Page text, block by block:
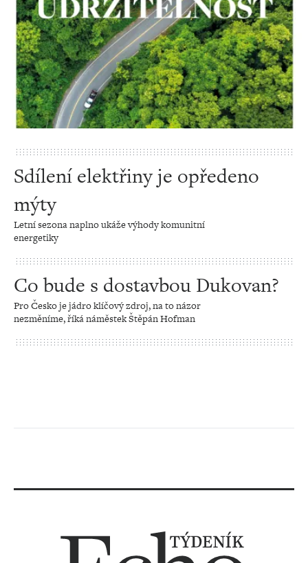
Sdílení elektřiny je opředeno
mýty
Letní sezona naplno ukáže výhody komunitní
energetiky
Co bude s dostavbou Dukovan?
Pro Česko je jádro klíčový zdroj, na to názor
nezměníme, říká náměstek Štěpán Hofman